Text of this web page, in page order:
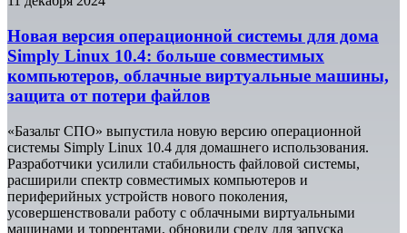
Новая версия операционной системы для дома
Simply Linux 10.4: больше совместимых
компьютеров, облачные виртуальные машины,
защита от потери файлов
«Базальт СПО» выпустила новую версию операционной
системы Simply Linux 10.4 для домашнего использования.
Разработчики усилили стабильность файловой системы,
расширили спектр совместимых компьютеров и
периферийных устройств нового поколения,
усовершенствовали работу с облачными виртуальными
машинами и торрентами, обновили среду для запуска